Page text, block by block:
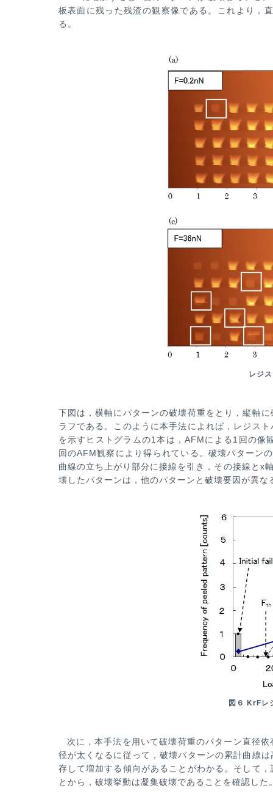
板表面に残った残渣の観察像である。これより，
る。
レジ
下図は，横軸にパターンの破壊荷重をとり，縦軸
ラフである。このように本手法によ れば，レジス
を示すヒストグラムの1本は，AFMによる1回の像
回のAFM観察により得られている。破壊パターン
曲線の立ち上がり部分に接線を引き，その接線とx
壊したパターンは，他のパターンと破壊要因が異
図６ KrFレ
次に，本手法を用いて破壊荷重のパターン直径
径が太くなるに従って，破壊パターンの累計曲線は
存して増加する傾向があ ることがわかる。そして
とから，破壊挙動は凝集破壊であることを確認した